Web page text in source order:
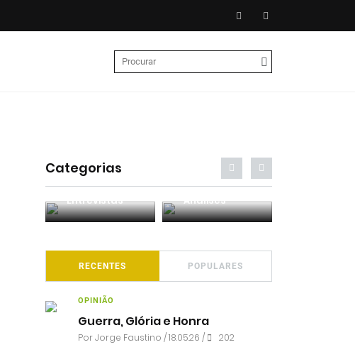
Categorias
Entrevistas Análises
RECENTES POPULARES
OPINIÃO
Guerra, Glória e Honra
PorJorge Faustino / 18.05.26 / 202